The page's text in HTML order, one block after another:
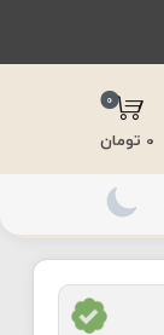
0
0 تومان